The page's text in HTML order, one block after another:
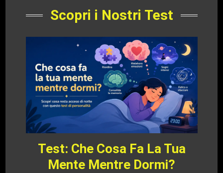
Scopri i Nostri Test
Test: Che Cosa Fa La Tua
Mente Mentre Dormi?